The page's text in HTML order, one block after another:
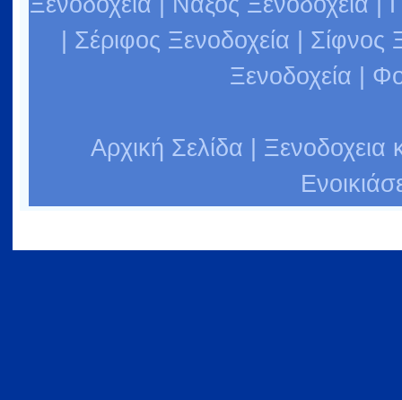
Σέριφος Ξενοδοχεία
Σίφνος
Ξενοδοχεία
Αρχική Σελίδα
Ξενοδοχεια